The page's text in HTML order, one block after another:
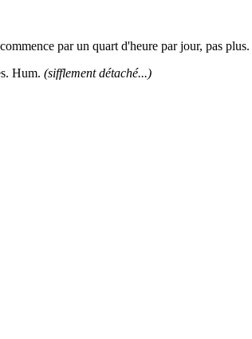
par un quart d'heure par jour, pas
Hum. (sifflement détaché...)